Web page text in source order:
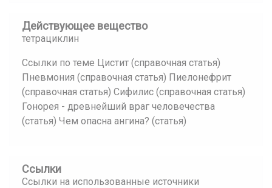
Действующее вещество
тетрациклин
Ссылки по теме Цистит (справочная статья)
Пневмония (справочная статья) Пиелонефрит
(справочная статья) Сифилис (справочная статья)
Гонорея - древнейший враг человечества
(статья) Чем опасна ангина? (статья)
Ссылки
Ссылки на использованные источники